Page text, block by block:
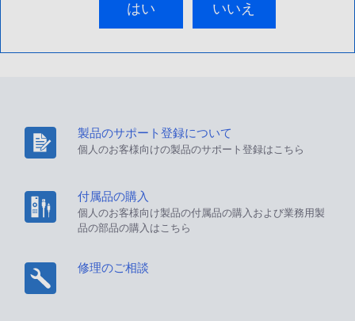
はい いいえ
製品のサポート登録について
個人のお客様向けの製品のサポート登録はこちら
付属品の購入
個人のお客様向け製品の付属品の購入および業務用製
品の部品の購入はこちら
修理のご相談